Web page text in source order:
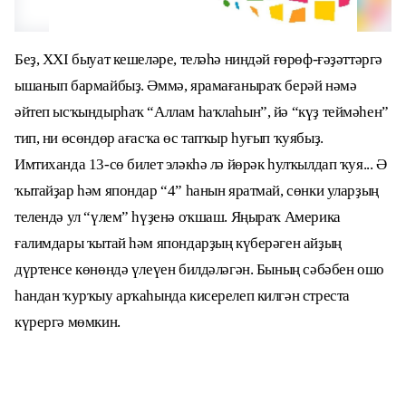
Беҙ, XXI быуат кешеләре, теләһә ниндәй ғөрөф-ғәҙәттәргә
ышанып бармайбыҙ. Әммә, ярамағаныраҡ берәй нәмә
әйтеп ысҡындырһаҡ “Аллам һаҡлаһын”, йә “күҙ теймәһен”
тип, ни өсөндөр ағасҡа өс тапҡыр һуғып ҡуябыҙ.
Имтиханда 13-сө билет эләкһә лә йөрәк һулҡылдап ҡуя... Ә
ҡытайҙар һәм япондар “4” һанын яратмай, сөнки уларҙың
телендә ул “үлем” һүҙенә оҡшаш. Яңыраҡ Америка
ғалимдары ҡытай һәм япондарҙың күберәген айҙың
дүртенсе көнөндә үлеүен билдәләгән. Бының сәбәбен ошо
һандан ҡурҡыу арҡаһында кисерелеп килгән стреста
күрергә мөмкин.